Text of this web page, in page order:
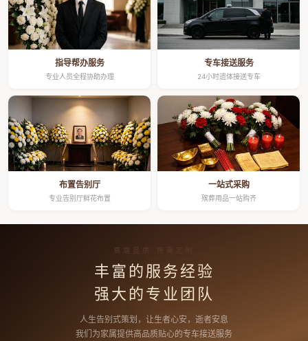
指导帮办服务
专业人员全程协助办理
专车接送服务
24小时遗体接送专车
布置告别厅
专业告别厅鲜花布置
一站式采购
殡葬用品一站购齐
高端品质 按需定制
丰富的服务经验
强大的专业团队
人生告别式策划，让生者心安，逝者安息
我们为家属提供高品质贴心的专车接送服务